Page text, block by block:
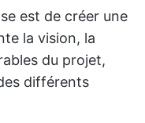
est de créer une
la vision, la
du projet,
différents